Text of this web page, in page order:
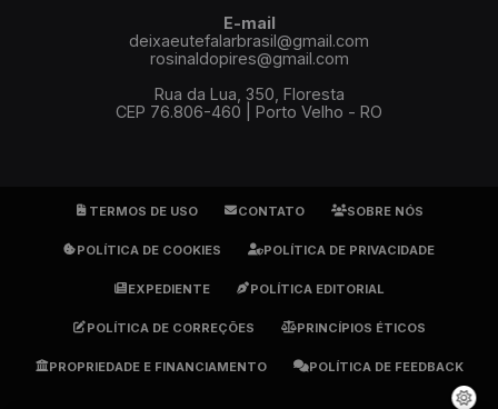
E-mail
deixaeutefalarbrasil@gmail.com
rosinaldopires@gmail.com
Rua da Lua, 350, Floresta
CEP 76.806-460 | Porto Velho - RO
TERMOS DE USO CONTATO SOBRE NÓS
POLÍTICA DE COOKIES POLÍTICA DE PRIVACIDADE
EXPEDIENTE POLÍTICA EDITORIAL
POLÍTICA DE CORREÇÕES PRINCÍPIOS ÉTICOS
PROPRIEDADE E FINANCIAMENTO POLÍTICA DE FEEDBACK